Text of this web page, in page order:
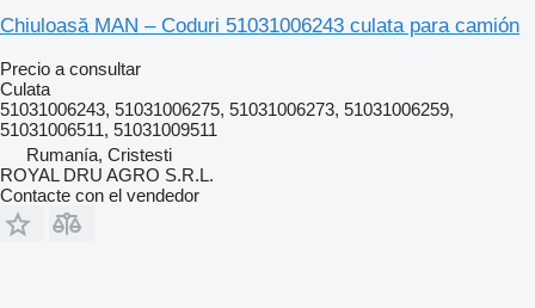
Chiuloasă MAN – Coduri 51031006243 culata para camión
Precio a consultar
Culata
51031006243, 51031006275, 51031006273, 51031006259,
51031006511, 51031009511
Rumanía, Cristesti
ROYAL DRU AGRO S.R.L.
Contacte con el vendedor